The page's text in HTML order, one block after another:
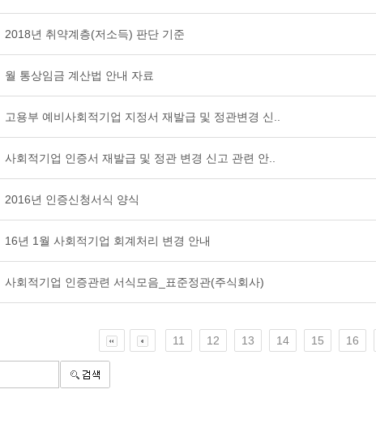
2018년 취약계층(저소득) 판단 기준
월 통상임금 계산법 안내 자료
고용부 예비사회적기업 지정서 재발급 및 정관변경 신..
사회적기업 인증서 재발급 및 정관 변경 신고 관련 안..
2016년 인증신청서식 양식
16년 1월 사회적기업 회계처리 변경 안내
사회적기업 인증관련 서식모음_표준정관(주식회사)
11 12 13 14 15 16